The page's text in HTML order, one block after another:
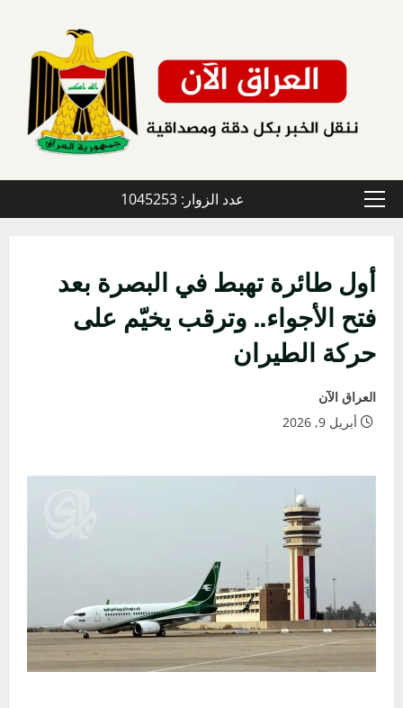
القائمة
عدد الزوار: 1045253
أول طائرة تهبط في البصرة بعد
فتح الأجواء.. وترقب يخيّم على
حركة الطيران
العراق الآن
أبريل 9, 2026